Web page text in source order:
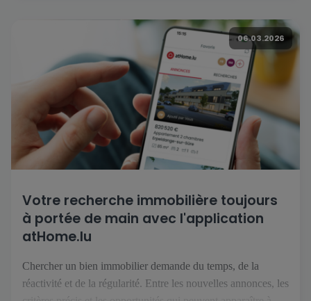
luxembourgeois a annoncé une hausse à 45 000 € en juillet
06.03.2026
Votre recherche immobilière toujours
à portée de main avec l'application
atHome.lu
Chercher un bien immobilier demande du temps, de la
réactivité et de la régularité. Entre les nouvelles annonces, les